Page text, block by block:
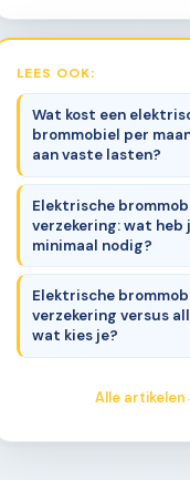
LEES OOK:
Wat kost een
brommobiel per
aan vaste lasten?
Elektrische
verzekering: wat heb
minimaal nodig?
Elektrische
verzekering versus
wat kies je?
Alle artikelen